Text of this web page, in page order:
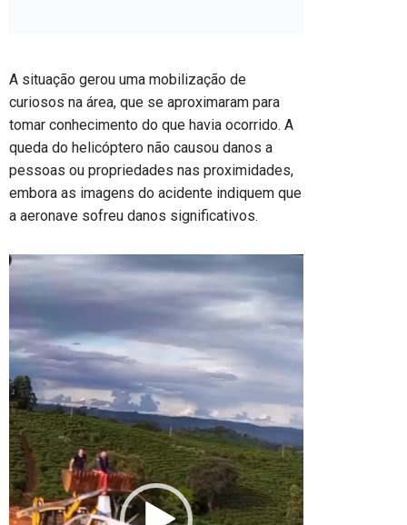
A situação gerou uma mobilização de
curiosos na área, que se aproximaram para
tomar conhecimento do que havia ocorrido. A
queda do helicóptero não causou danos a
pessoas ou propriedades nas proximidades,
embora as imagens do acidente indiquem que
a aeronave sofreu danos significativos.
Tocador
de